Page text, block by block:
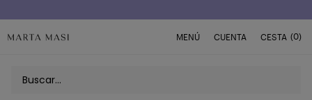
MENÚ CUENTA CESTA (0)